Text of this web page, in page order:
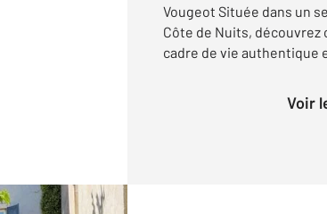
Vougeot Située dans un
Côte de Nuits,
cadre de vie authentique
Voir